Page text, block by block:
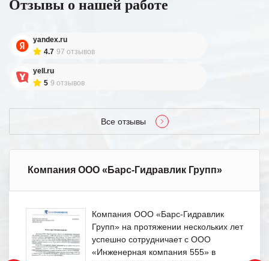
Отзывы о нашей работе
yandex.ru
4.7 97 отзывов
yell.ru
5 9 отзывов
Все отзывы
Компания ООО «Барс-Гидравлик Групп»
Компания ООО «Барс-Гидравлик
Групп» на протяжении нескольких лет
успешно сотрудничает с ООО
«Инженерная компания 555» в